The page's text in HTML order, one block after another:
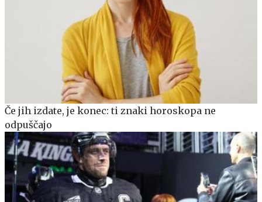
Če jih izdate, je konec: ti znaki horoskopa ne
odpuščajo